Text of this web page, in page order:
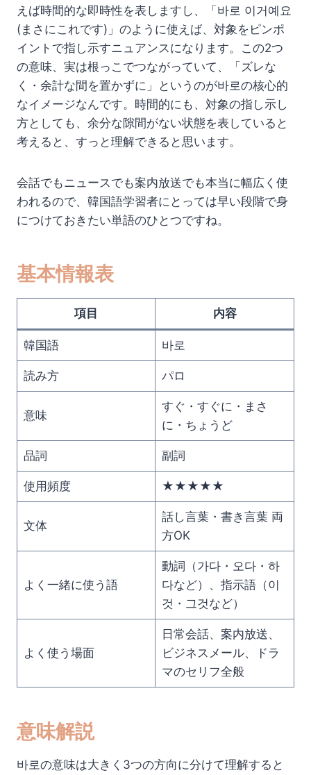
えば時間的な即時性を表しますし、「바로 이거예요
(まさにこれです)」のように使えば、対象をピンポ
イントで指し示すニュアンスになります。この2つ
の意味、実は根っこでつながっていて、「ズレな
く・余計な間を置かずに」というのが바로の核心的
なイメージなんです。時間的にも、対象の指し示し
方としても、余分な隙間がない状態を表していると
考えると、すっと理解できると思います。
会話でもニュースでも案内放送でも本当に幅広く使
われるので、韓国語学習者にとっては早い段階で身
につけておきたい単語のひとつですね。
基本情報表
項目 内容
韓国語 바로
読み方 パロ
意味
すぐ・すぐに・まさ
に・ちょうど
品詞 副詞
使用頻度 ★★★★★
文体
話し言葉・書き言葉 両
方OK
よく一緒に使う語
動詞（가다・오다・하
다など）、指示語（이
것・그것など）
よく使う場面
日常会話、案内放送、
ビジネスメール、ドラ
マのセリフ全般
意味解説
바로の意味は大きく3つの方向に分けて理解すると